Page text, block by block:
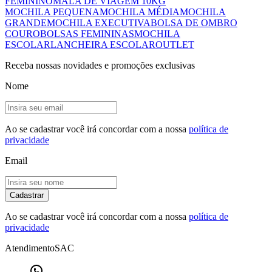
MOCHILA PEQUENAMOCHILA MÉDIAMOCHILA
GRANDEMOCHILA EXECUTIVABOLSA DE OMBRO
COUROBOLSAS FEMININASMOCHILA
ESCOLARLANCHEIRA ESCOLAROUTLET
Receba nossas novidades e promoções exclusivas
Nome
Ao se cadastrar você irá concordar com a nossa política de
privacidade
Email
Cadastrar
Ao se cadastrar você irá concordar com a nossa política de
privacidade
AtendimentoSAC